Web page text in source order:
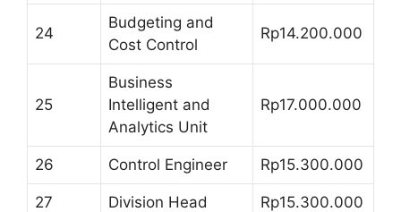
24
Budgeting and
Cost Control
Rp14.200.000
25
Business
Intelligent and
Analytics Unit
Rp17.000.000
26 Control Engineer Rp15.300.000
27 Division Head Rp15.300.000